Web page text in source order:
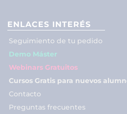
ENLACES INTERÉS
Seguimiento de tu pedido
Demo Máster
Webinars Gratuitos
Cursos Gratis para nuevos
Contacto
Preguntas frecuentes